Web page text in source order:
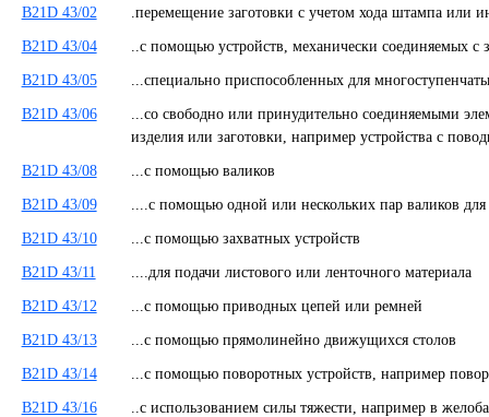
B21D 43/02 .перемещение заготовки с учетом хода штампа или
B21D 43/04 ..с помощью устройств, механически соединяемых
B21D 43/05 ...специально приспособленных для
B21D 43/06
...со свободно или принудительно соединяемыми
изделия или заготовки, например устройства с
B21D 43/08 ...с помощью валиков
B21D 43/09 ....с помощью одной или нескольких пар валиков для
B21D 43/10 ...с помощью захватных устройств
B21D 43/11 ....для подачи листового или ленточного материала
B21D 43/12 ...с помощью приводных цепей или ремней
B21D 43/13 ...с помощью прямолинейно движущихся столов
B21D 43/14 ...с помощью поворотных устройств, например
B21D 43/16 ..с использованием силы тяжести, например в